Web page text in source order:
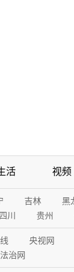
活 视频
吉林 黑
四川 贵州
央视网
法治网